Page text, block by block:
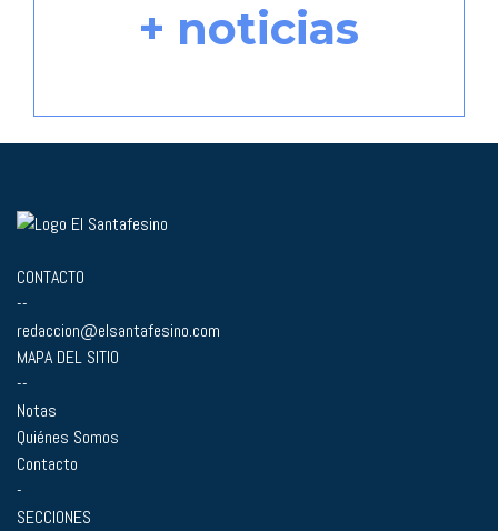
+ noticias
CONTACTO
--
redaccion@elsantafesino.com
MAPA DEL SITIO
--
Notas
Quiénes Somos
Contacto
-
SECCIONES